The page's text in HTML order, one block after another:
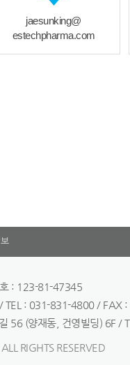
jaesunking@
estechpharma.com
호 : 123-81-47345
TEL : 031-831-4800 / FAX
56 (양재동, 건영빌딩)
RIGHTS RESERVED